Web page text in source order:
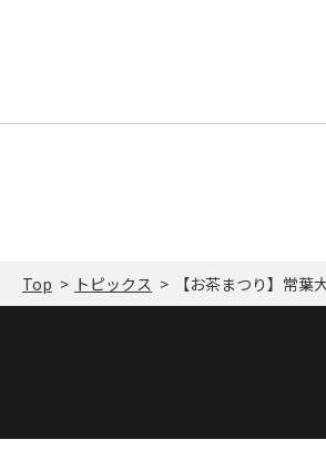
Top トピックス 【お茶まつり】常